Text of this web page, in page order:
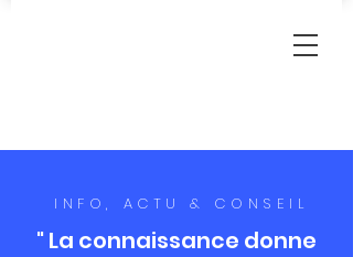
INFO, ACTU & CONSEIL
" La connaissance donne